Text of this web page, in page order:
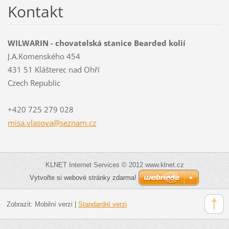
Kontakt
WILWARIN - chovatelská stanice Bearded kolií
J.A.Komenského 454
431 51 Klášterec nad Ohří
Czech Republic
+420 725 279 028
misa.vlasova@seznam.cz
KLNET Internet Services © 2012 www.klnet.cz
Vytvořte si webové stránky zdarma!
Zobrazit: Mobilní verzi Standardní verzi